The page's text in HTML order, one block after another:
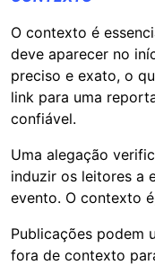
O contexto é
deve aparecer no
preciso e exato, o
link para uma
confiável.
Uma alegação
induzir os leitores a
evento. O contexto
Publicações podem
fora de contexto